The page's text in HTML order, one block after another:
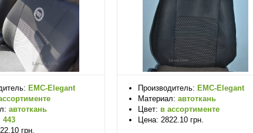
EMC-Elegant
автоткань
443
грн.
Производитель: EMC-Elegant
Материал: автоткань
Цвет: в ассортименте
Цена: 2822.10 грн.